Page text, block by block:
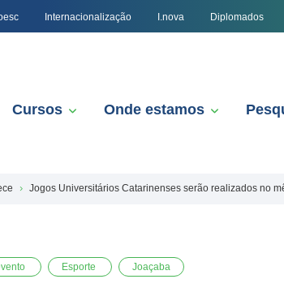
Internacionalização I.nova Diplomados
Cursos Onde estamos
Jogos Universitários Catarinenses serão realizados no
Esporte Joaçaba